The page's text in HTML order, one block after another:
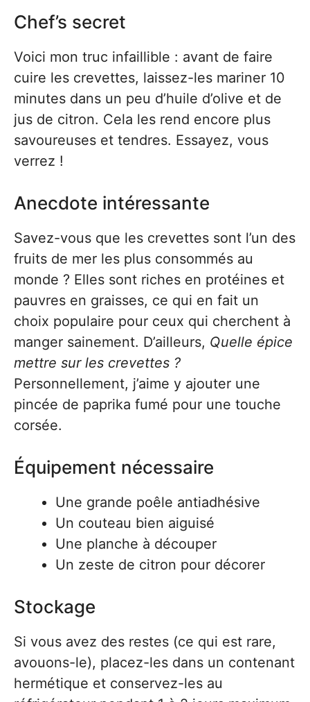
Chef’s secret
Voici mon truc infaillible : avant de faire
cuire les crevettes, laissez-les mariner 10
minutes dans un peu d’huile d’olive et de
jus de citron. Cela les rend encore plus
savoureuses et tendres. Essayez, vous
verrez !
Anecdote intéressante
Savez-vous que les crevettes sont l’un des
fruits de mer les plus consommés au
monde ? Elles sont riches en protéines et
pauvres en graisses, ce qui en fait un
choix populaire pour ceux qui cherchent à
manger sainement. D’ailleurs, Quelle épice
mettre sur les crevettes ?
Personnellement, j’aime y ajouter une
pincée de paprika fumé pour une touche
corsée.
Équipement nécessaire
Une grande poêle antiadhésive
Un couteau bien aiguisé
Une planche à découper
Un zeste de citron pour décorer
Stockage
Si vous avez des restes (ce qui est rare,
avouons-le), placez-les dans un contenant
hermétique et conservez-les au